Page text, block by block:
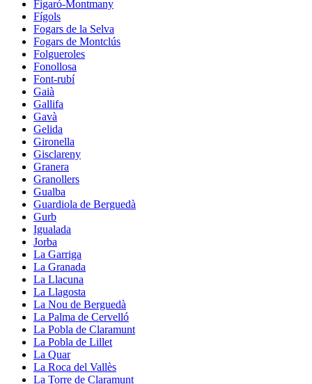
Figaró-Montmany
Fígols
Fogars de la Selva
Fogars de Montclús
Folgueroles
Fonollosa
Font-rubí
Gaià
Gallifa
Gavà
Gelida
Gironella
Gisclareny
Granera
Granollers
Gualba
Guardiola de Berguedà
Gurb
Igualada
Jorba
La Garriga
La Granada
La Llacuna
La Llagosta
La Nou de Berguedà
La Palma de Cervelló
La Pobla de Claramunt
La Pobla de Lillet
La Quar
La Roca del Vallès
La Torre de Claramunt